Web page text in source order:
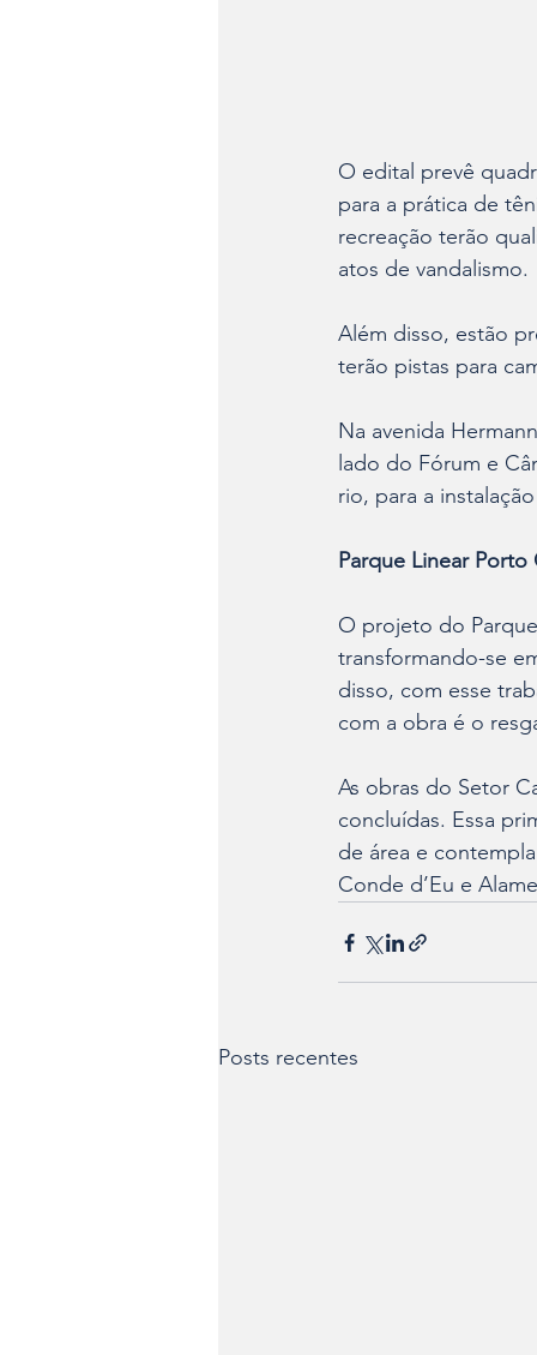
O edital prevê
para a prática de
recreação terão
atos de vandalismo.
Além disso, estão
terão pistas para
Na avenida
lado do Fórum e
rio, para a
Parque Linear Porto
O projeto do
transformando-se
disso, com esse
com a obra é o
As obras do Setor
concluídas. Essa
de área e
Conde d’Eu e
Posts recentes